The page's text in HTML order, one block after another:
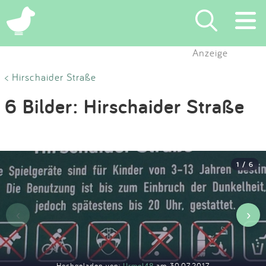
×
Eintragen
Blog
Partner
Kontakt
Anzeige
< Hirschaider Straße
6 Bilder: Hirschaider Straße
1 / 6
‹ ›